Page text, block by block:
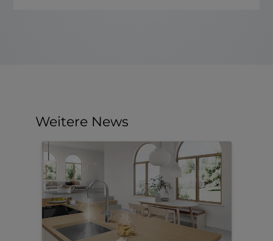
Weitere News